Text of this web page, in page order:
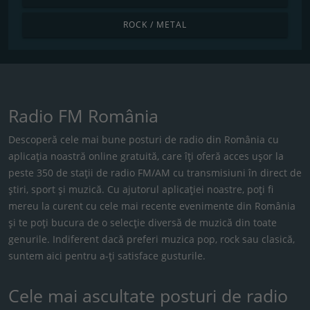
ROCK / METAL
Radio FM România
Descoperă cele mai bune posturi de radio din România cu
aplicația noastră online gratuită, care îți oferă acces ușor la
peste 350 de stații de radio FM/AM cu transmisiuni în direct de
știri, sport și muzică. Cu ajutorul aplicației noastre, poți fi
mereu la curent cu cele mai recente evenimente din România
și te poți bucura de o selecție diversă de muzică din toate
genurile. Indiferent dacă preferi muzica pop, rock sau clasică,
suntem aici pentru a-ți satisface gusturile.
Cele mai ascultate posturi de radio